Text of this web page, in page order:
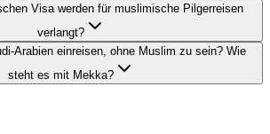
Visa werden für muslimische Pilgerreisen
verlangt?
Arabien einreisen, ohne Muslim zu sein? Wie
steht es mit Mekka?